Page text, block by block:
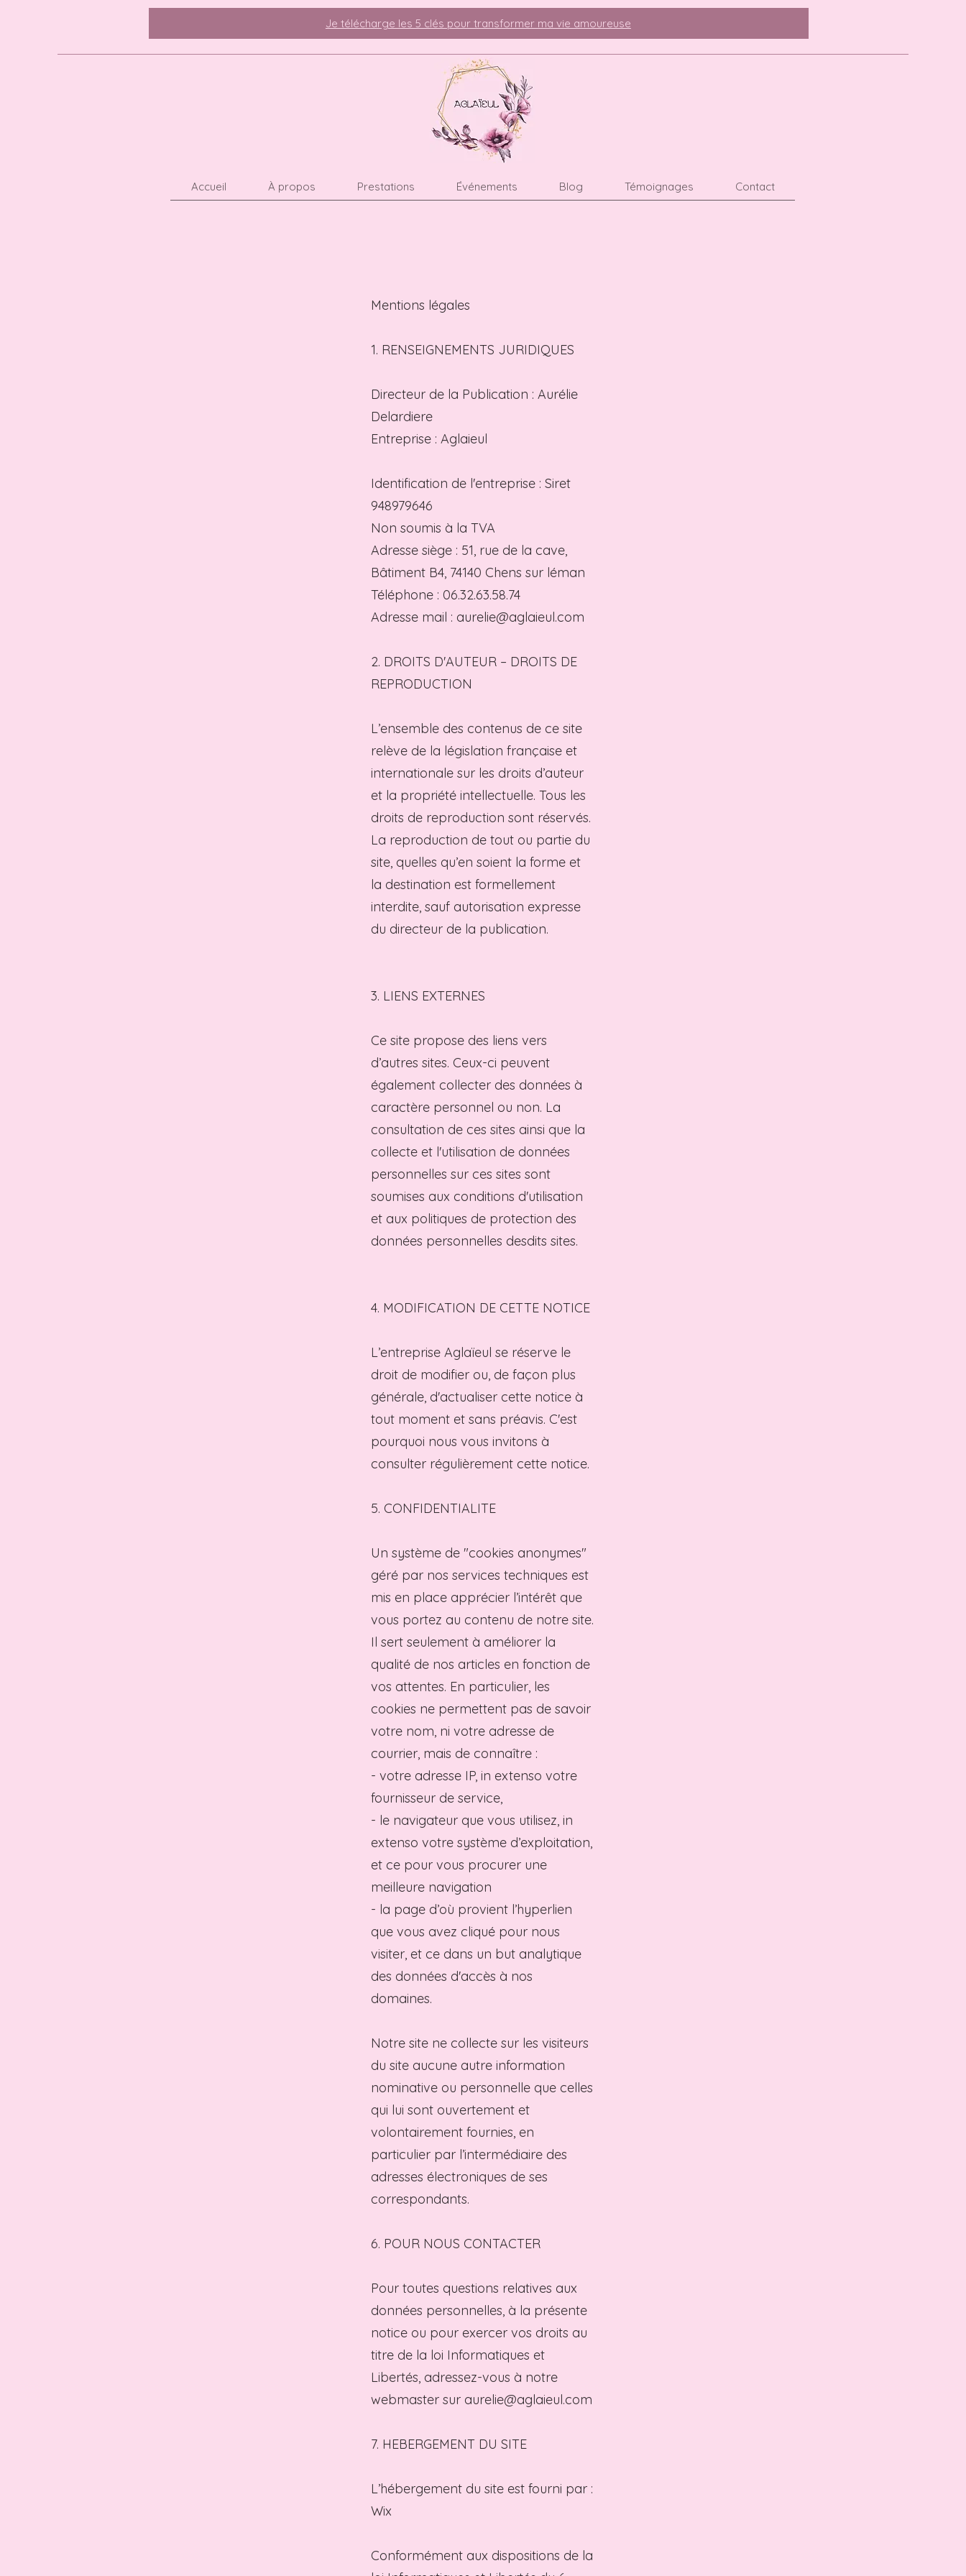
Je télécharge les 5 clés pour transformer ma vie amoureuse
Accueil À propos Prestations Événements Blog Témoignages Contact
Mentions légales
1. RENSEIGNEMENTS JURIDIQUES
Directeur de la Publication : Aurélie
Delardiere
Entreprise : Aglaieul
Identification de l'entreprise : Siret
948979646
Non soumis à la TVA
Adresse siège : 51, rue de la cave,
Bâtiment B4, 74140 Chens sur léman
Téléphone : 06.32.63.58.74
Adresse mail : aurelie@aglaieul.com
2. DROITS D'AUTEUR – DROITS DE
REPRODUCTION
L’ensemble des contenus de ce site
relève de la législation française et
internationale sur les droits d’auteur
et la propriété intellectuelle. Tous les
droits de reproduction sont réservés.
La reproduction de tout ou partie du
site, quelles qu’en soient la forme et
la destination est formellement
interdite, sauf autorisation expresse
du directeur de la publication.
3. LIENS EXTERNES
Ce site propose des liens vers
d’autres sites. Ceux-ci peuvent
également collecter des données à
caractère personnel ou non. La
consultation de ces sites ainsi que la
collecte et l'utilisation de données
personnelles sur ces sites sont
soumises aux conditions d'utilisation
et aux politiques de protection des
données personnelles desdits sites.
4. MODIFICATION DE CETTE NOTICE
L’entreprise Aglaïeul se réserve le
droit de modifier ou, de façon plus
générale, d'actualiser cette notice à
tout moment et sans préavis. C'est
pourquoi nous vous invitons à
consulter régulièrement cette notice.
5. CONFIDENTIALITE
Un système de "cookies anonymes"
géré par nos services techniques est
mis en place apprécier l’intérêt que
vous portez au contenu de notre site.
Il sert seulement à améliorer la
qualité de nos articles en fonction de
vos attentes. En particulier, les
cookies ne permettent pas de savoir
votre nom, ni votre adresse de
courrier, mais de connaître :
- votre adresse IP, in extenso votre
fournisseur de service,
- le navigateur que vous utilisez, in
extenso votre système d’exploitation,
et ce pour vous procurer une
meilleure navigation
- la page d’où provient l’hyperlien
que vous avez cliqué pour nous
visiter, et ce dans un but analytique
des données d'accès à nos
domaines.
Notre site ne collecte sur les visiteurs
du site aucune autre information
nominative ou personnelle que celles
qui lui sont ouvertement et
volontairement fournies, en
particulier par l’intermédiaire des
adresses électroniques de ses
correspondants.
6. POUR NOUS CONTACTER
Pour toutes questions relatives aux
données personnelles, à la présente
notice ou pour exercer vos droits au
titre de la loi Informatiques et
Libertés, adressez-vous à notre
webmaster sur aurelie@aglaieul.com
7. HEBERGEMENT DU SITE
L’hébergement du site est fourni par :
Wix
Conformément aux dispositions de la